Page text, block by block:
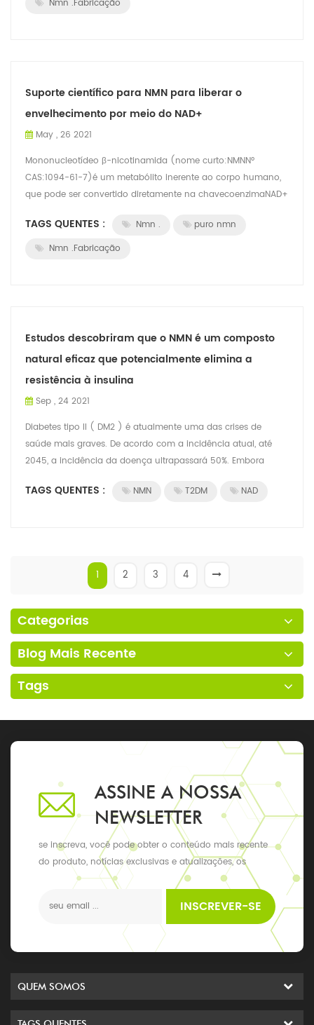
Nmn .Fabricação
Suporte científico para NMN para liberar o
envelhecimento por meio do NAD+
May , 26 2021
Mononucleotídeo β-nicotinamida (nome curto:NMNNº
CAS:1094-61-7)é um metabólito inerente ao corpo humano,
que pode ser convertido diretamente na chavecoenzimaNAD+
TAGS QUENTES : Nmn .
puro nmn
Nmn .Fabricação
Estudos descobriram que o NMN é um composto
natural eficaz que potencialmente elimina a
resistência à insulina
Sep , 24 2021
Diabetes tipo II ( DM2 ) é atualmente uma das crises de
saúde mais graves. De acordo com a incidência atual, até
2045, a incidência da doença ultrapassará 50%. Embora
TAGS QUENTES : NMN T2DM NAD
1 2 3 4
Categorias
Blog Mais Recente
Tags
ASSINE A NOSSA
NEWSLETTER
se inscreva, você pode obter o conteúdo mais recente
do produto, notícias exclusivas e atualizações, os
últimos eventos locais
INSCREVER-SE
QUEM SOMOS